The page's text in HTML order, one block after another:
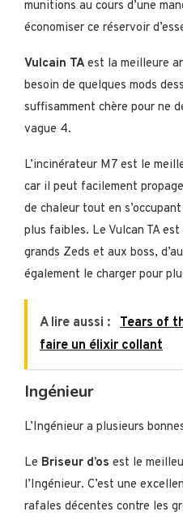
munitions au cours d’une
économiser ce réservoir
Vulcain TAest la meilleure
besoin de quelques mods
suffisamment chère pour ne
vague 4.
L’incinérateur M7 est le
car il peut facilement
de chaleur tout en
plus faibles. Le Vulcan TA
grands Zeds et aux boss,
également le charger pour
A lire aussi : Tears of
faire un élixir collant
Ingénieur
L’Ingénieur a plusieurs
Le Briseur d’os est le
l’Ingénieur. C’est une
rafales décentes contre les